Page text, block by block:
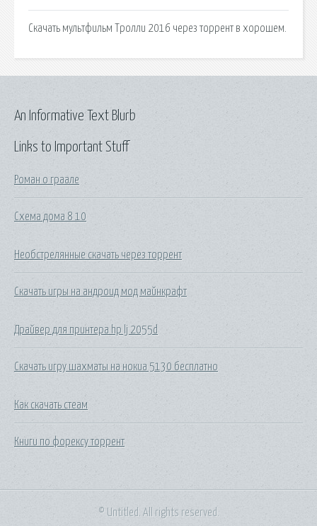
Скачать мультфильм Тролли 2016 через торрент в хорошем.
Links to Important Stuff
Роман о граале
Схема дома 8 10
Необстрелянные скачать через торрент
Скачать игры на андроид мод майнкрафт
Драйвер для принтера hp lj 2055d
Скачать игру шахматы на нокиа 5130 бесплатно
Как скачать стеам
Книги по форексу торрент
An Informative Text Blurb
© Untitled. All rights reserved.